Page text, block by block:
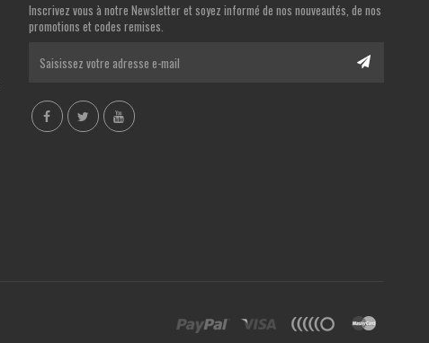
Inscrivez vous à notre Newsletter et soyez informé de nos nouveautés, de nos
promotions et codes remises.